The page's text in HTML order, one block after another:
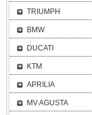
TRIUMPH
BMW
DUCATI
KTM
APRILIA
MV AGUSTA